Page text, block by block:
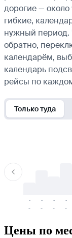
дорогие —
гибкие,
нужный период.
обратно,
календарём,
календарь
рейсы по
Только туда
-
-
-
-
-
-
-
-
Цены по